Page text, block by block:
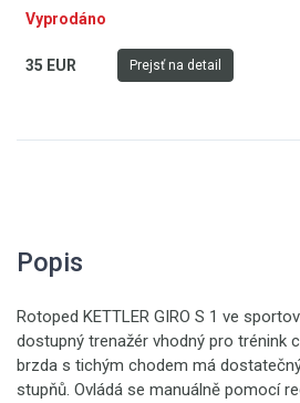
Vyprodáno
35 EUR Prejsť na detail
Popis
Rotoped KETTLER GIRO S 1 ve
dostupný trenažér vhodný pro trénink
brzda s tichým chodem má
stupňů. Ovládá se manuálně pomocí